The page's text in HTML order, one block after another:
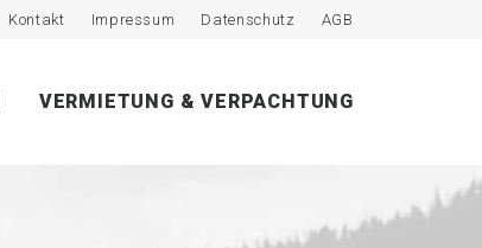
Kontakt Impressum Datenschutz AGB
VERMIETUNG & VERPACHTUNG